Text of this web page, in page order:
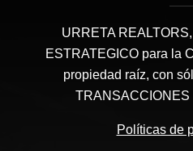
URRETA
ESTRATEGICO para la
propiedad raíz, con
TRANSACCIONES
Políticas de